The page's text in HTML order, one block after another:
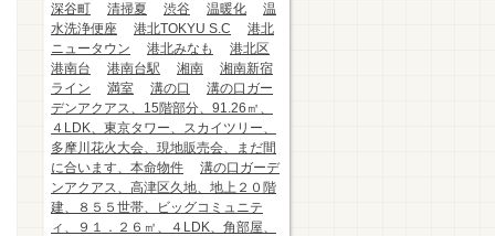
深谷町
清掃夏 渋谷 温暖化
温
水洗浄便座
港北TOKYU S.C
港北
ニュータウン
港北みなも
港北区
港南台
港南台駅 湘南
湘南新宿
ライン
満室 溝の口
溝の口ガー
デンアクアス、15階部分、91.26㎡、
４LDK、東京タワー、スカイツリー、
多摩川花火大会、現地販売会、まだ間
に合います、本命物件
溝の口ガーデ
ンアクアス、高津区久地、地上２０階
建、８５５世帯、ビッグコミュニテ
ィ、９１．２６㎡、４LDK、角部屋、